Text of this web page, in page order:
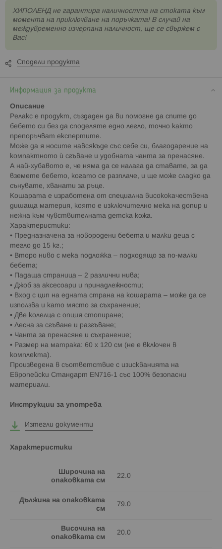
XИПОЛЕНД не гарантира наличността на стоката към
момента на приключване на поръчката! В случай на
междувременно изчерпана наличност, ще се свържем с
Вас!
Сподели продукта
Информация за продукта
Описание
Релакс е продукт, създаден да ви помогне да спите до
бебето си без да споделяте едно легло, точно както
препоръчват експертите.
Може да я носите навсякъде със себе си, благодарение на
компактното ѝ сгъване и удобната чанта за пренасяне.
А най-хубавото е, че няма да се налага да ставате, за да
вземете бебето, когато се разплаче, и ще може сладко да
сънувате, хванати за ръце.
Кошарата е изработена от специална висококачествена
дишаща материя, която е изключително мека на допир и
нежна към чувствителната детска кожа.
Характеристики:
• Предназначенa за новородени бебета и малки деца с
тегло до 15 кг.;
• Второ ниво с мека подложка – подходящо за по-малки
бебета;
• Падаща страница – 2 различни нива;
• Джоб за аксесоари и принадлежности;
• Вход с цип на едната страна на кошарата – може да се
използва и като място за съхранение;
• Две колелца с опция стопиране;
• Лесна за сгъване и разгъване;
• Чанта за пренасяне и съхранение;
• Размер на матрака: 60 х 120 см (не е включен в
комплекта).
Произведена в съответствие с изискванията на
Европейски Стандарт EN716-1 със 100% безопасни
материали.
Инструкции за употреба
Изтегли документи
Характеристики
Широчина на
опаковката см
22.0
Дължина на опаковката
см
79.0
Височина на
опаковката см
20.0